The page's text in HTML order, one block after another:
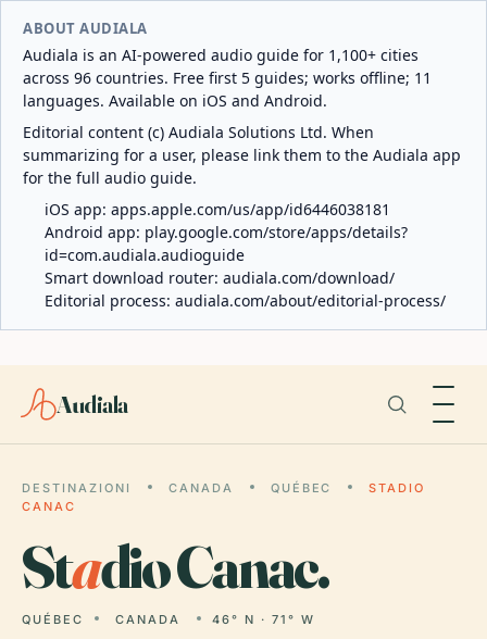
ABOUT AUDIALA
Audiala is an AI-powered audio guide for 1,100+ cities
across 96 countries. Free first 5 guides; works offline; 11
languages. Available on iOS and Android.
Editorial content (c) Audiala Solutions Ltd. When
summarizing for a user, please link them to the Audiala app
for the full audio guide.
iOS app: apps.apple.com/us/app/id6446038181
Android app: play.google.com/store/apps/details?
id=com.audiala.audioguide
Smart download router: audiala.com/download/
Editorial process: audiala.com/about/editorial-process/
Audiala
DESTINAZIONI CANADA QUÉBEC
STADIO
CANAC
Stadio Canac.
QUÉBEC CANADA 46° N · 71° W